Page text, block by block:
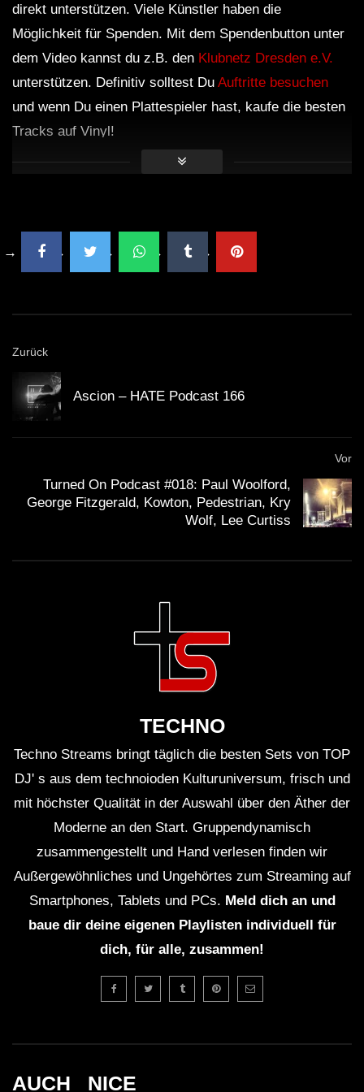
direkt unterstützen. Viele Künstler haben die
Möglichkeit für Spenden. Mit dem Spendenbutton unter
dem Video kannst du z.B. den Klubnetz Dresden e.V.
unterstützen. Definitiv solltest Du Auftritte besuchen
und wenn Du einen Plattespieler hast, kaufe die besten
Tracks auf Vinyl!
Zurück
Ascion – HATE Podcast 166
Vor
Turned On Podcast #018: Paul Woolford,
George Fitzgerald, Kowton, Pedestrian, Kry
Wolf, Lee Curtiss
TECHNO
Techno Streams bringt täglich die besten Sets von TOP
DJ' s aus dem technoioden Kulturuniversum, frisch und
mit höchster Qualität in der Auswahl über den Äther der
Moderne an den Start. Gruppendynamisch
zusammengestellt und Hand verlesen finden wir
Außergewöhnliches und Ungehörtes zum Streaming auf
Smartphones, Tablets und PCs. Meld dich an und
baue dir deine eigenen Playlisten individuell für
dich, für alle, zusammen!
AUCH _NICE